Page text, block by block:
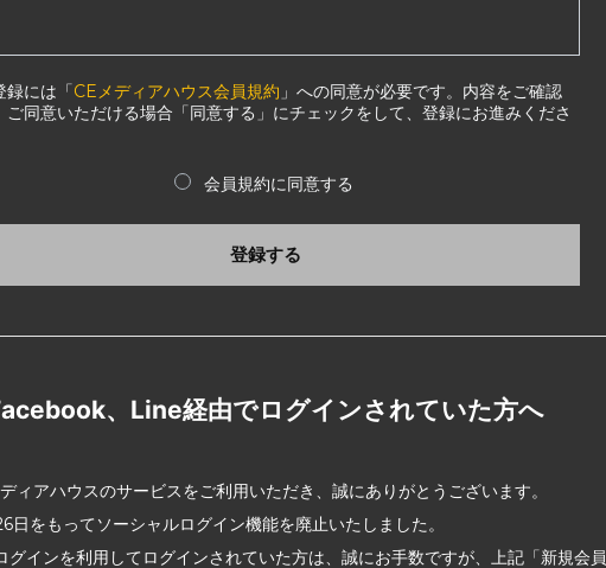
録には「CEメディアハウス会員規約 」への同意が必要です。内容をご確認
ご同意いただける場合「同意する」にチェックをして、登録にお進みくださ
会員規約に同意する
登録する
、Line経由でログインされていた方へ
ィアハウスのサービスをご利用いただき、誠にありがとうございます。
日をもってソーシャルログイン機能を廃止いたしました。
グインを利用してログインされていた方は、誠にお手数ですが、上記「新規会員